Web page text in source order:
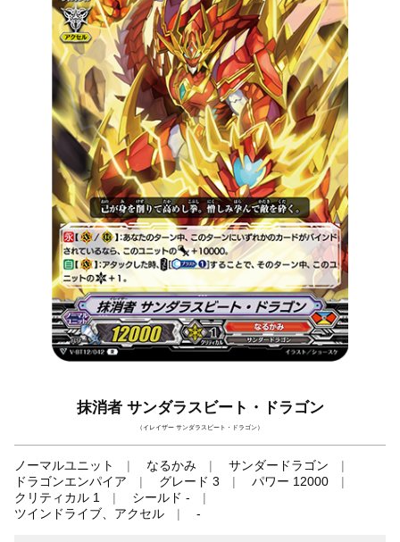
抹消者 サンダラスビート・ドラゴン
（イレイザー サンダラスビート・ドラゴン）
ノーマルユニット なるかみ
サンダードラゴン
ドラゴンエンパイア
グレード 3
パワー 12000
クリティカル 1
シールド -
ツインドライブ、アクセル
-